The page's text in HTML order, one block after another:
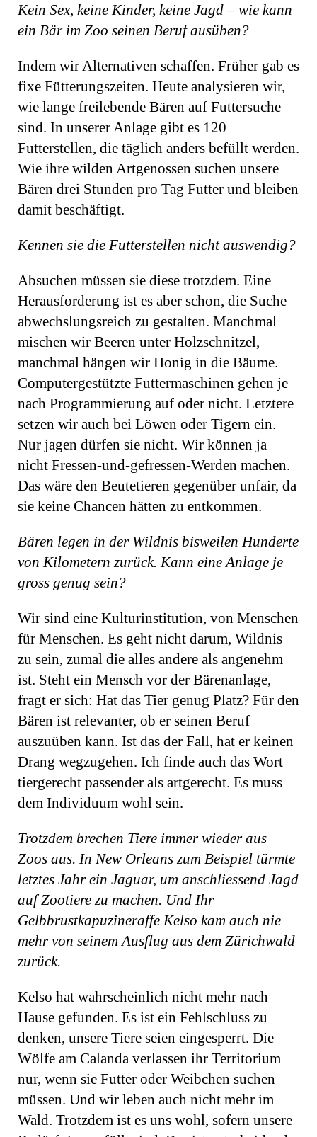
Kein Sex, keine Kinder, keine Jagd – wie kann
ein Bär im Zoo seinen Beruf ausüben?
Indem wir Alternativen schaffen. Früher gab es
fixe Fütterungszeiten. Heute analy­sieren wir,
wie lange freilebende Bären auf Futtersuche
sind. In unserer Anlage gibt es 120
Futterstellen, die täglich anders befüllt werden.
Wie ihre wilden Artgenossen suchen unsere
Bären drei Stunden pro Tag Futter und bleiben
damit beschäftigt.
Kennen sie die Futterstellen nicht auswendig?
Absuchen müssen sie diese trotzdem. Eine
Herausforderung ist es aber schon, die Suche
abwechslungsreich zu gestalten. Manchmal
mischen wir Beeren unter Holzschnitzel,
manchmal hängen wir Honig in die Bäume.
Computergestützte Futtermaschi­nen gehen je
nach Programmierung auf oder nicht. Letztere
setzen wir auch bei Löwen oder Tigern ein.
Nur jagen dürfen sie nicht. Wir können ja
nicht Fressen-und-gefressen-Werden machen.
Das wäre den Beutetieren gegenüber unfair, da
sie keine Chancen hätten zu entkommen.
Bären legen in der Wildnis bisweilen Hunderte
von Kilometern zurück. Kann eine Anlage je
gross genug sein?
Wir sind eine Kulturinstitution, von Menschen
für Menschen. Es geht nicht darum, Wildnis
zu sein, zumal die alles andere als angenehm
ist. Steht ein Mensch vor der Bä­renanlage,
fragt er sich: Hat das Tier genug Platz? Für den
Bären ist relevanter, ob er seinen Beruf
auszuüben kann. Ist das der Fall, hat er keinen
Drang wegzugehen. Ich finde auch das Wort
tiergerecht passender als artgerecht. Es muss
dem Individuum wohl sein.
Trotzdem brechen Tiere immer wieder aus
Zoos aus. In New Orleans zum Beispiel türmte
letztes Jahr ein Jaguar, um anschliessend Jagd
auf Zootiere zu machen. Und Ihr
Gelbbrustkapuzineraffe Kelso kam auch nie
mehr von seinem Ausflug aus dem Zürichwald
zurück.
Kelso hat wahrscheinlich nicht mehr nach
Hause gefunden. Es ist ein Fehlschluss zu
denken, unsere Tiere seien eingesperrt. Die
Wölfe am Calanda verlassen ihr Territorium
nur, wenn sie Futter oder Weibchen suchen
müssen. Und wir leben auch nicht mehr im
Wald. Trotzdem ist es uns wohl, sofern unsere